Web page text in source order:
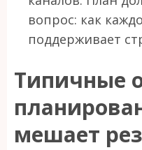
вопрос: как
поддерживает
Типичные
мешает